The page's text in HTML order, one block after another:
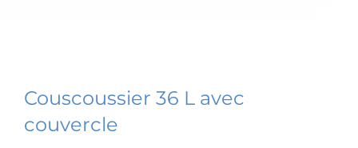
Couscoussier 36 L avec
couvercle